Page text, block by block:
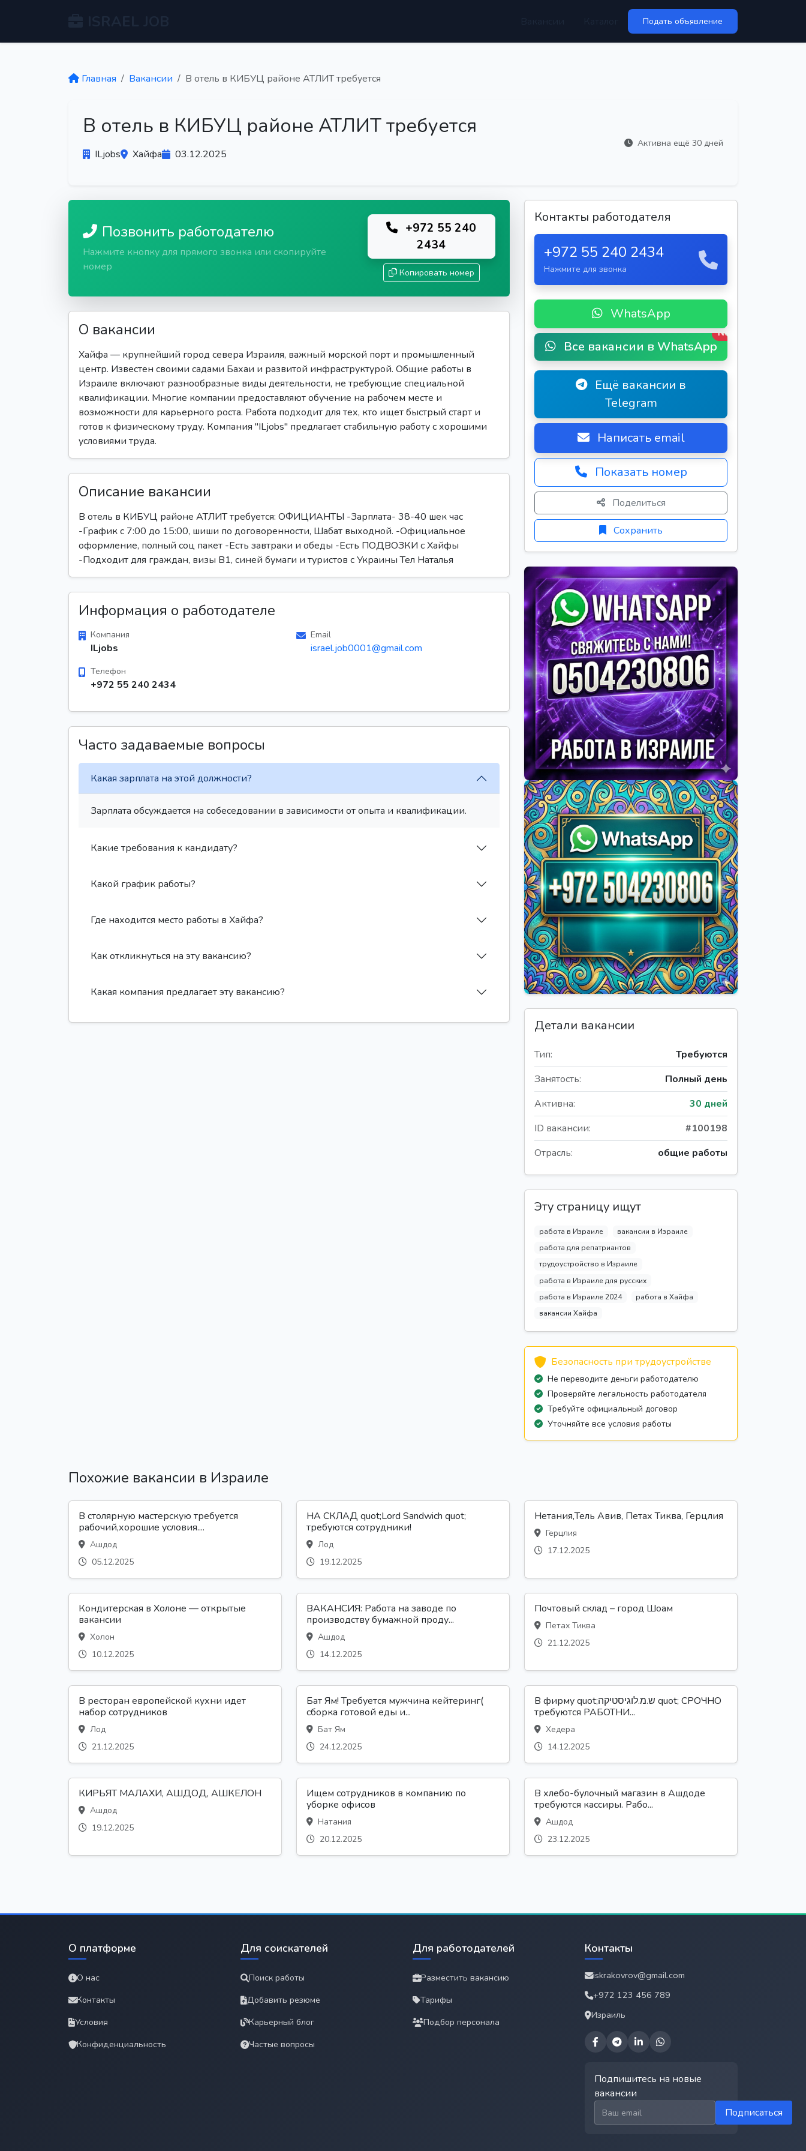
Подать объявление
Главная Вакансии В отель в КИБУЦ районе АТЛИТ требуется
В отель в КИБУЦ районе АТЛИТ требуется
ILjobs Хайфа 03.12.2025
Активна ещё 30 дней
Позвонить работодателю
Нажмите кнопку для прямого звонка или скопируйте
номер
+972 55 240
2434
Копировать номер
О вакансии
Хайфа — крупнейший город севера Израиля, важный морской порт и промышленный
центр. Известен своими садами Бахаи и развитой инфраструктурой. Общие работы в
Израиле включают разнообразные виды деятельности, не требующие специальной
квалификации. Многие компании предоставляют обучение на рабочем месте и
возможности для карьерного роста. Работа подходит для тех, кто ищет быстрый старт и
готов к физическому труду. Компания "ILjobs" предлагает стабильную работу с хорошими
условиями труда.
Описание вакансии
В отель в КИБУЦ районе АТЛИТ требуется: ОФИЦИАНТЫ -Зарплата- 38-40 шек час
-График с 7:00 до 15:00, шиши по договоренности, Шабат выходной. -Официальное
оформление, полный соц пакет -Есть завтраки и обеды -Есть ПОДВОЗКИ с Хайфы
-Подходит для граждан, визы В1, синей бумаги и туристов с Украины Тел Наталья
Информация о работодателе
Компания
ILjobs
Email
israel.job0001@gmail.com
Телефон
+972 55 240 2434
Часто задаваемые вопросы
Какая зарплата на этой должности?
Зарплата обсуждается на собеседовании в зависимости от опыта и квалификации.
Какие требования к кандидату?
Какой график работы?
Где находится место работы в Хайфа?
Как откликнуться на эту вакансию?
Какая компания предлагает эту вакансию?
Контакты работодателя
+972 55 240 2434
Нажмите для звонка
WhatsApp
Все вакансии в WhatsApp
New
Ещё вакансии в
Telegram
Написать email
Показать номер
Поделиться
Сохранить
Детали вакансии
Тип:
Требуются
Занятость:
Полный день
Активна:
30 дней
ID вакансии:
#100198
Отрасль:
общие работы
Эту страницу ищут
работа в Израиле
вакансии в Израиле
работа для репатриантов
трудоустройство в Израиле
работа в Израиле для русских
работа в Израиле 2024
работа в Хайфа
вакансии Хайфа
Безопасность при трудоустройстве
Не переводите деньги работодателю
Проверяйте легальность работодателя
Требуйте официальный договор
Уточняйте все условия работы
Похожие вакансии в Израиле
В столярную мастерскую требуется
рабочий,хорошие условия....
Ашдод
05.12.2025
НА СКЛАД quot;Lord Sandwich quot;
требуются сотрудники!
Лод
19.12.2025
Нетания,Тель Авив, Петах Тиква, Герцлия
Герцлия
17.12.2025
Кондитерская в Холоне — открытые
вакансии
Холон
10.12.2025
ВАКАНСИЯ: Работа на заводе по
производству бумажной проду...
Ашдод
14.12.2025
Почтовый склад – город Шоам
Петах Тиква
21.12.2025
В ресторан европейской кухни идет
набор сотрудников
Лод
21.12.2025
Бат Ям! Требуется мужчина кейтеринг(
сборка готовой еды и...
Бат Ям
24.12.2025
В фирму quot;ש.מ.לוגיסטיקה quot; СРОЧНО
требуются РАБОТНИ...
Хедера
14.12.2025
КИРЬЯТ МАЛАХИ, АШДОД, АШКЕЛОН
Ашдод
19.12.2025
Ищем сотрудников в компанию по
уборке офисов
Натания
20.12.2025
В хлебо-булочный магазин в Ашдоде
требуются кассиры. Рабо...
Ашдод
23.12.2025
О платформе
О нас
Контакты
Условия
Конфиденциальность
Для соискателей
Поиск работы
Добавить резюме
Карьерный блог
Частые вопросы
Для работодателей
Разместить вакансию
Тарифы
Подбор персонала
Контакты
iskrakovrov@gmail.com
+972 123 456 789
Израиль
Подпишитесь на новые
вакансии
Email для подписки
Подписаться